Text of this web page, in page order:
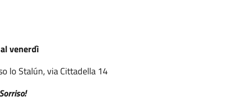
venerdì
lo Stalún, via Cittadella 14